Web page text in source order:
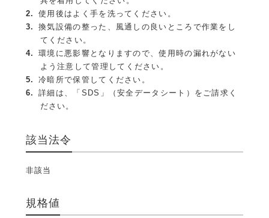
使用後はよく手を洗ってください。
換気設備の整った、風通しの良いところで作業をし
てください。
環境に悪影響となりますので、使用時の漏れがない
よう注意して管理してください。
冷暗所で保管してください。
詳細は、「SDS」（安全データシート）をご請求く
ださい。
該当法令
非該当
規格値